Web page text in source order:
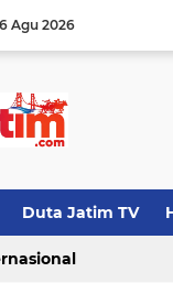
6 Agu 2026
Duta Jatim TV